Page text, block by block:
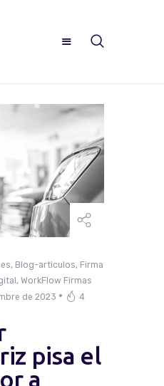
Netco Signer
Tu Firma
Soporte
, Blog-articulos, Firma
, WorkFlow Firmas
de 2023 4
pisa el
a